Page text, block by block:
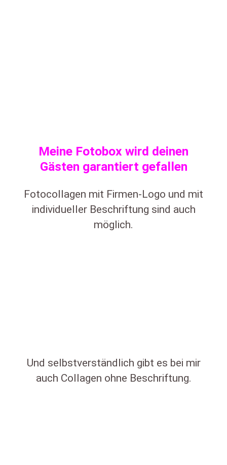
Meine Fotobox wird deinen
Gästen garantiert gefallen
Fotocollagen mit Firmen-Logo und mit
individueller Beschriftung sind auch
möglich.
Und selbstverständlich gibt es bei mir
auch Collagen ohne Beschriftung.